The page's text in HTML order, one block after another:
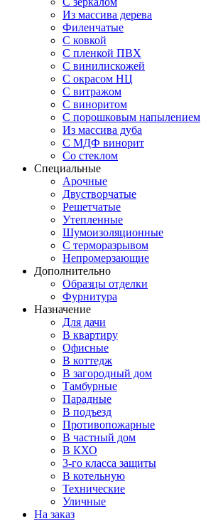
Из массива дерева
Филенчатые
С ковкой
С пленкой ПВХ
С винилискожей
С окрасом НЦ
С витражом
С виноритом
С порошковым напылением
Из массива дуба
С МДФ винорит
Со стеклом
Специальные
Арочные
Двустворчатые
Решетчатые
Утепленные
Шумоизоляционные
С терморазрывом
Непромерзающие
Дополнительно
Образцы отделки
Фурнитура
Назначение
Для дачи
В квартиру
Офисные
В коттедж
В загородный дом
Тамбурные
Парадные
В подъезд
Противопожарные
В частный дом
В КХО
3-го класса защиты
В котельную
Технические
Уличные
На заказ